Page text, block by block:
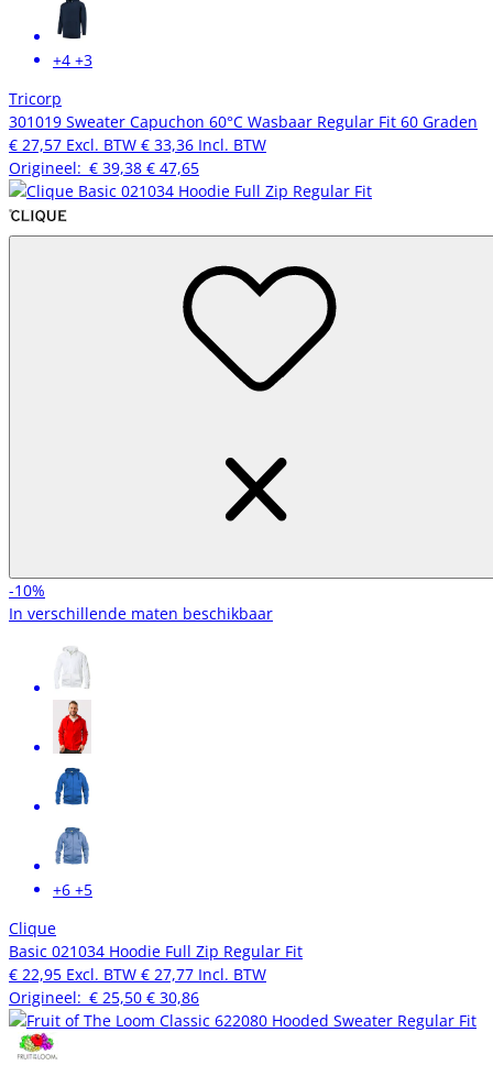
+4 +3
Tricorp
301019 Sweater Capuchon 60°C Wasbaar Regular Fit 60 Graden
€ 27,57 Excl. BTW € 33,36 Incl. BTW
Origineel: € 39,38 € 47,65
-10%
In verschillende maten beschikbaar
+6 +5
Clique
Basic 021034 Hoodie Full Zip Regular Fit
€ 22,95 Excl. BTW € 27,77 Incl. BTW
Origineel: € 25,50 € 30,86